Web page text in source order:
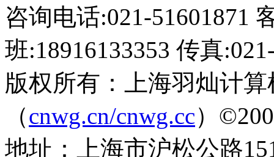
咨询电话:021-51601871
班:18916133353 传真
版权所有：上海羽灿计
（cnwg.cn/cnwg.cc）
地址：上海市沪松公路